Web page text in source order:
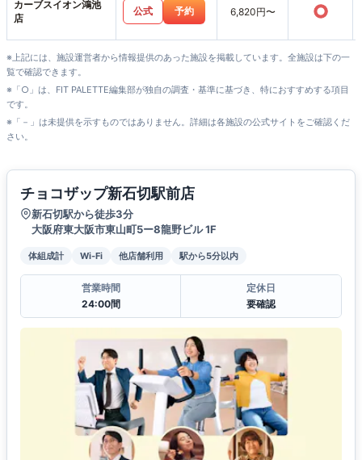
カーブスイオン鴻池
店
公式 予約 6,820円〜 ○
※上記には、施設運営者から情報提供のあった施設を掲載しています。全施設は下の一
覧で確認できます。
※「○」は、FIT PALETTE編集部が独自の調査・基準に基づき、特におすすめする項目
です。
※「－」は未提供を示すものではありません。詳細は各施設の公式サイトをご確認くだ
さい。
チョコザップ新石切駅前店
新石切駅から徒歩3分
大阪府東大阪市東山町5ー8龍野ビル 1F
体組成計 Wi-Fi 他店舗利用 駅から5分以内
営業時間
24:00間
定休日
要確認